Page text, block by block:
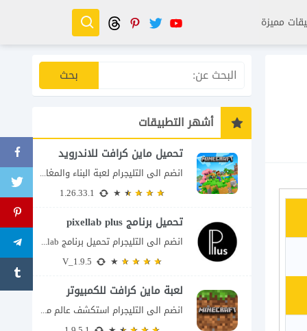
مميزة
أشهر التطبيقات
تحميل ماين كرافت للاندرويد
انضم الى التليجرام لعبة البناء والمغامرة التي لا تنتهي Minecraft إذا كنت تبحث عن...
تحميل برنامج pixellab plus
انضم الى التليجرام تحميل برنامج pixellab مهكر للاندرويد يعتبر تطبيق بيكسلاب من اشهر تطبيقات...
لعبة ماين كرافت للكمبيوتر
انضم الى التليجرام استكشف عالم ماين كرافت بتفاصيل مذهلة 🌟 هل أنت مستعد لمغامرة...